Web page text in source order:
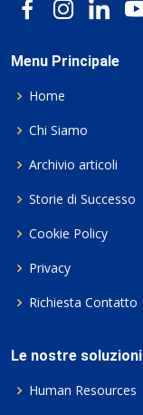
Menu Principale
Home
Chi Siamo
Archivio articoli
Storie di Successo
Cookie Policy
Privacy
Richiesta Contatto
Le nostre soluzioni
Human Resources